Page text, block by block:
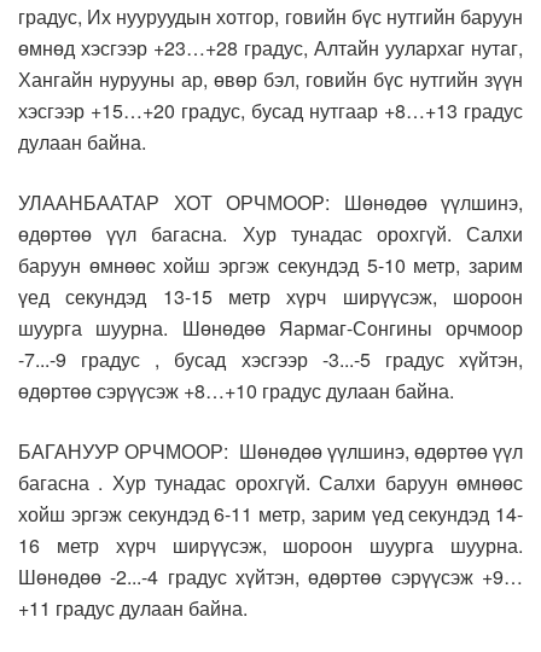
градус, Их нууруудын хотгор, говийн бүс нутгийн баруун
өмнөд хэсгээр +23…+28 градус, Алтайн уулархаг нутаг,
Хангайн нурууны ар, өвөр бэл, говийн бүс нутгийн зүүн
хэсгээр +15…+20 градус, бусад нутгаар +8…+13 градус
дулаан байна.
УЛААНБААТАР ХОТ ОРЧМООР: Шөнөдөө үүлшинэ,
өдөртөө үүл багасна. Хур тунадас орохгүй. Салхи
баруун өмнөөс хойш эргэж секундэд 5-10 метр, зарим
үед секундэд 13-15 метр хүрч ширүүсэж, шороон
шуурга шуурна. Шөнөдөө Яармаг-Сонгины орчмоор
-7...-9 градус , бусад хэсгээр -3...-5 градус хүйтэн,
өдөртөө сэрүүсэж +8…+10 градус дулаан байна.
БАГАНУУР ОРЧМООР: Шөнөдөө үүлшинэ, өдөртөө үүл
багасна . Хур тунадас орохгүй. Салхи баруун өмнөөс
хойш эргэж секундэд 6-11 метр, зарим үед секундэд 14-
16 метр хүрч ширүүсэж, шороон шуурга шуурна.
Шөнөдөө -2...-4 градус хүйтэн, өдөртөө сэрүүсэж +9…
+11 градус дулаан байна.